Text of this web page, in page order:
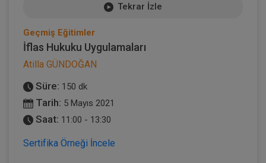
Tekrar İzle
Geçmiş Eğitimler
İflas Hukuku Uygulamaları
Atilla GÜNDOĞAN
Süre: 150 dk
Tarih: 5 Mayıs 2021
Saat: 11:00 - 13:30
Sertifika Örneği İncele